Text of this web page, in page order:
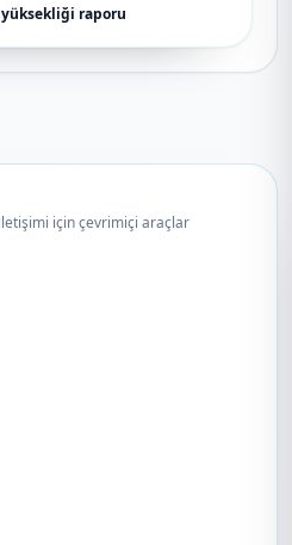
yüksekliği raporu
için çevrimiçi araçlar